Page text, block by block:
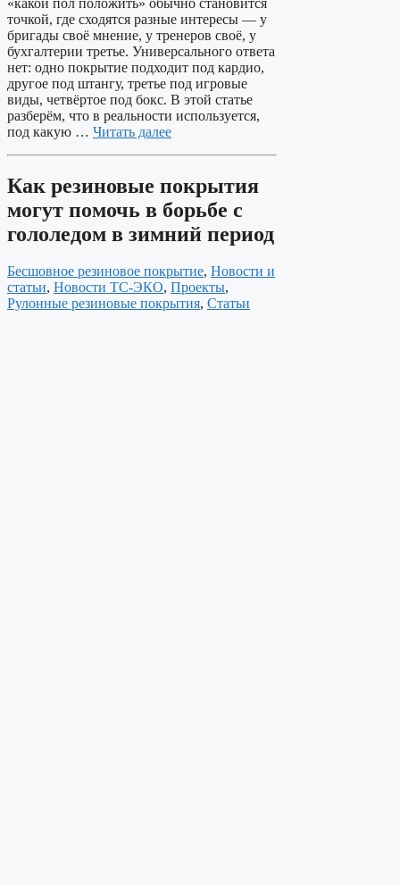
точкой, где сходятся разные интересы — у
бригады своё мнение, у тренеров своё, у
бухгалтерии третье. Универсального ответа
нет: одно покрытие подходит под кардио,
другое под штангу, третье под игровые
виды, четвёртое под бокс. В этой статье
разберём, что в реальности используется,
под какую … Читать далее
Как резиновые покрытия
могут помочь в борьбе с
гололедом в зимний период
Бесшовное резиновое покрытие, Новости и
статьи, Новости ТС-ЭКО, Проекты,
Рулонные резиновые покрытия, Статьи